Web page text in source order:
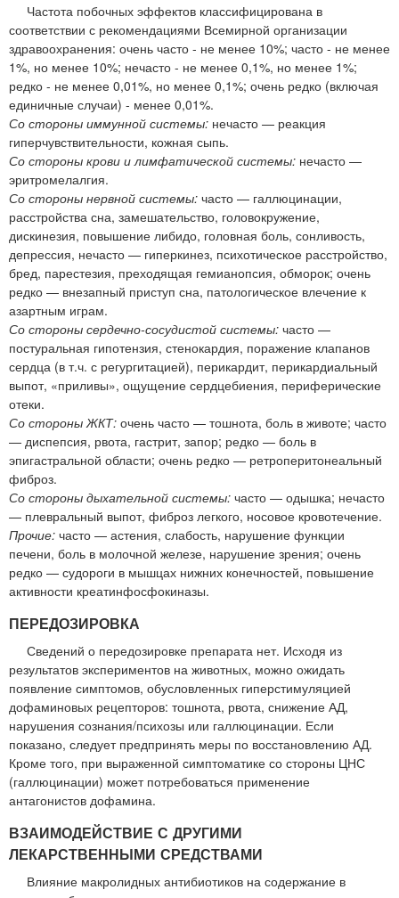
Частота побочных эффектов классифицирована в
соответствии с рекомендациями Всемирной организации
здравоохранения: очень часто - не менее 10%; часто - не менее
1%, но менее 10%; нечасто - не менее 0,1%, но менее 1%;
редко - не менее 0,01%, но менее 0,1%; очень редко (включая
единичные случаи) - менее 0,01%.
Со стороны иммунной системы: нечасто — реакция
гиперчувствительности, кожная сыпь.
Со стороны крови и лимфатической системы: нечасто —
эритромелалгия.
Со стороны нервной системы: часто — галлюцинации,
расстройства сна, замешательство, головокружение,
дискинезия, повышение либидо, головная боль, сонливость,
депрессия, нечасто — гиперкинез, психотическое расстройство,
бред, парестезия, преходящая гемианопсия, обморок; очень
редко — внезапный приступ сна, патологическое влечение к
азартным играм.
Со стороны сердечно-сосудистой системы: часто —
постуральная гипотензия, стенокардия, поражение клапанов
сердца (в т.ч. с регургитацией), перикардит, перикардиальный
выпот, «приливы», ощущение сердцебиения, периферические
отеки.
Со стороны ЖКТ: очень часто — тошнота, боль в животе; часто
— диспепсия, рвота, гастрит, запор; редко — боль в
эпигастральной области; очень редко — ретроперитонеальный
фиброз.
Со стороны дыхательной системы: часто — одышка; нечасто
— плевральный выпот, фиброз легкого, носовое кровотечение.
Прочие: часто — астения, слабость, нарушение функции
печени, боль в молочной железе, нарушение зрения; очень
редко — судороги в мышцах нижних конечностей, повышение
активности креатинфосфокиназы.
ПЕРЕДОЗИРОВКА
Сведений о передозировке препарата нет. Исходя из
результатов экспериментов на животных, можно ожидать
появление симптомов, обусловленных гиперстимуляцией
дофаминовых рецепторов: тошнота, рвота, снижение АД,
нарушения сознания/психозы или галлюцинации. Если
показано, следует предпринять меры по восстановлению АД.
Кроме того, при выраженной симптоматике со стороны ЦНС
(галлюцинации) может потребоваться применение
антагонистов дофамина.
ВЗАИМОДЕЙСТВИЕ С ДРУГИМИ
ЛЕКАРСТВЕННЫМИ СРЕДСТВАМИ
Влияние макролидных антибиотиков на содержание в